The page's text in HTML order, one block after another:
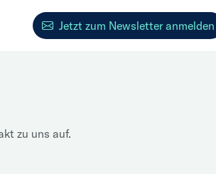
Jetzt zum Newsletter anmelden
zu uns auf.